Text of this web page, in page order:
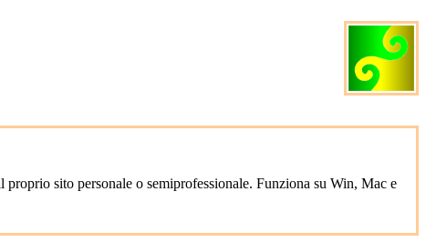
sito personale o semiprofessionale. Funziona su Win, Mac e